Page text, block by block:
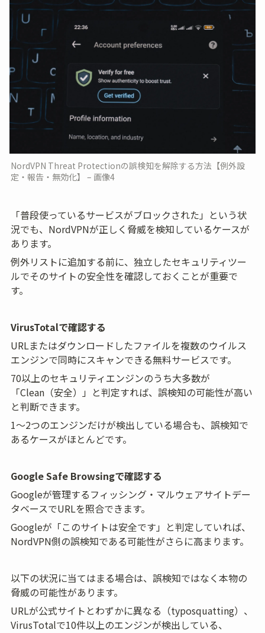
NordVPN Threat Protectionの誤検知を解除する方法【例外設
定・報告・無効化】 – 画像4
「普段使っているサービスがブロックされた」という状
況でも、NordVPNが正しく脅威を検知しているケースが
あります。
例外リストに追加する前に、独立したセキュリティツー
ルでそのサイトの安全性を確認しておくことが重要で
す。
VirusTotalで確認する
URLまたはダウンロードしたファイルを複数のウイルス
エンジンで同時にスキャンできる無料サービスです。
70以上のセキュリティエンジンのうち大多数が
「Clean（安全）」と判定すれば、誤検知の可能性が高い
と判断できます。
1〜2つのエンジンだけが検出している場合も、誤検知で
あるケースがほとんどです。
Google Safe Browsingで確認する
Googleが管理するフィッシング・マルウェアサイトデー
タベースでURLを照合できます。
Googleが「このサイトは安全です」と判定していれば、
NordVPN側の誤検知である可能性がさらに高まります。
以下の状況に当てはまる場合は、誤検知ではなく本物の
脅威の可能性があります。
URLが公式サイトとわずかに異なる（typosquatting）、
VirusTotalで10件以上のエンジンが検出している、